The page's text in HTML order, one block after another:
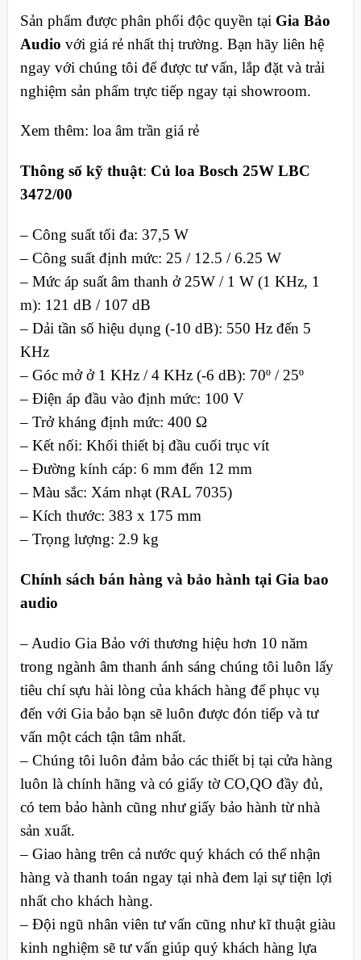
Sản phẩm được phân phối độc quyền tại Gia Bảo
Audio với giá rẻ nhất thị trường. Bạn hãy liên hệ
ngay với chúng tôi để được tư vấn, lắp đặt và trải
nghiệm sản phẩm trực tiếp ngay tại showroom.
Xem thêm: loa âm trần giá rẻ
Thông số kỹ thuật: Củ loa Bosch 25W LBC
3472/00
– Công suất tối đa: 37,5 W
– Công suất định mức: 25 / 12.5 / 6.25 W
– Mức áp suất âm thanh ở 25W / 1 W (1 KHz, 1
m): 121 dB / 107 dB
– Dải tần số hiệu dụng (-10 dB): 550 Hz đến 5
KHz
– Góc mở ở 1 KHz / 4 KHz (-6 dB): 70º / 25º
– Điện áp đầu vào định mức: 100 V
– Trở kháng định mức: 400 Ω
– Kết nối: Khối thiết bị đầu cuối trục vít
– Đường kính cáp: 6 mm đến 12 mm
– Màu sắc: Xám nhạt (RAL 7035)
– Kích thước: 383 x 175 mm
– Trọng lượng: 2.9 kg
Chính sách bán hàng và bảo hành tại Gia bao
audio
– Audio Gia Bảo với thương hiệu hơn 10 năm
trong ngành âm thanh ánh sáng chúng tôi luôn lấy
tiêu chí sựu hài lòng của khách hàng để phục vụ
đến với Gia bảo bạn sẽ luôn được đón tiếp và tư
vấn một cách tận tâm nhất.
– Chúng tôi luôn đảm bảo các thiết bị tại cửa hàng
luôn là chính hãng và có giấy tờ CO,QO đầy đủ,
có tem bảo hành cũng như giấy bảo hành từ nhà
sản xuất.
– Giao hàng trên cả nước quý khách có thể nhận
hàng và thanh toán ngay tại nhà đem lại sự tiện lợi
nhất cho khách hàng.
– Đội ngũ nhân viên tư vấn cũng như kĩ thuật giàu
kinh nghiệm sẽ tư vấn giúp quý khách hàng lựa